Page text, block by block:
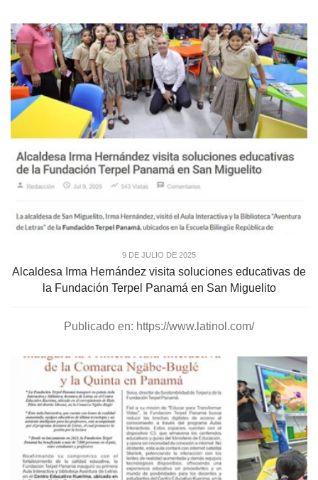
9 DE JULIO DE 2025
Alcaldesa Irma Hernández visita soluciones educativas de
la Fundación Terpel Panamá en San Miguelito
Publicado en: https://www.latinol.com/